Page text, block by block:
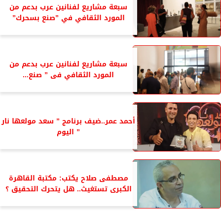
سبعة مشاريع لفنانين عرب بدعم من
المورد الثقافي في ”صنع بسحرك”
سبعة مشاريع لفنانين عرب بدعم من
المورد الثقافي فى ” صنع...
أحمد عمر..ضيف برنامج ” سعد مولعها نار
” اليوم
مصطفى صلاح يكتب: مكتبة القاهرة
الكبرى تستغيث.. هل يتحرك التحقيق ؟